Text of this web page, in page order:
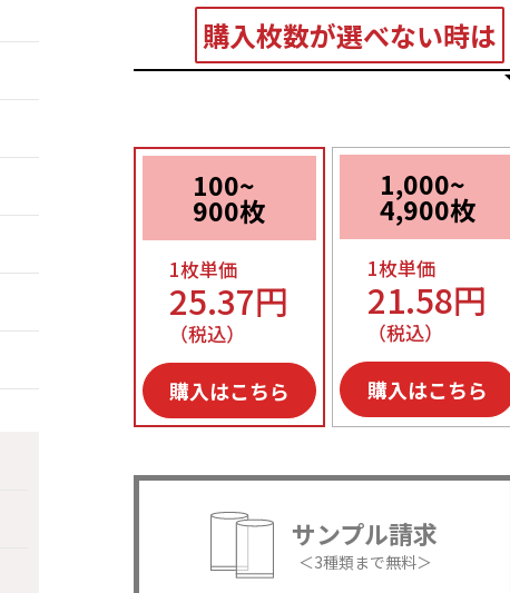
購入枚数が選べない時は
100~
900枚
1枚単価
25.37円
（税込）
購入はこちら
1,000~
4,900枚
1枚単価
21.58円
（税込）
購入はこちら
サンプル請求
＜3種類まで無料＞